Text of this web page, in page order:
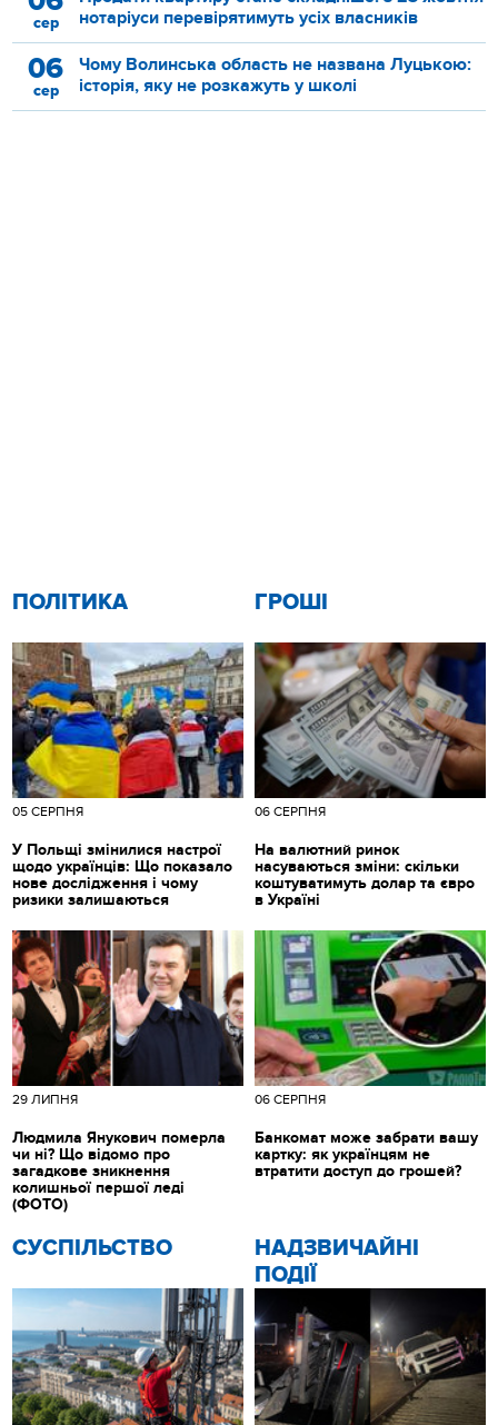
сер
нотаріуси перевірятимуть усіх власників
06
сер
Чому Волинська область не названа Луцькою:
історія, яку не розкажуть у школі
ПОЛІТИКА
05 СЕРПНЯ
У Польщі змінилися настрої
щодо українців: Що показало
нове дослідження і чому
ризики залишаються
ГРОШІ
06 СЕРПНЯ
На валютний ринок
насуваються зміни: скільки
коштуватимуть долар та євро
в Україні
CУСПІЛЬСТВО
НАДЗВИЧАЙНІ
ПОДІЇ
29 ЛИПНЯ
Людмила Янукович померла
чи ні? Що відомо про
загадкове зникнення
колишньої першої леді
(ФОТО)
06 СЕРПНЯ
Банкомат може забрати вашу
картку: як українцям не
втратити доступ до грошей?